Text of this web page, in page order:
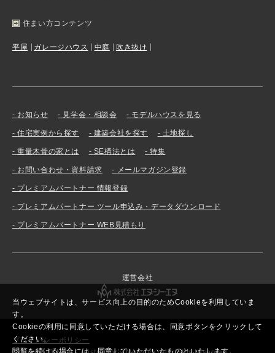
当ウェブサイトは、サービス向上の目的のためCookieを利用していま
す。
Cookieの利用に同意していただける場合は、同意ボタンをクリックして
ください。
閲覧を続ける場合には、同意していただいたものといたします。
住まい方コンテンツ
平屋 ガレージハウス 中庭 吹き抜け
お知らせ 見学会・相談会 モデルハウスを見る
住宅実例から探す 建築会社を探す 土地探し
重量木骨の家とは SE構法とは 特集
お問い合わせ・資料請求 メールマガジン登録
プレミアムパートナー 情報登録
プレミアムパートナー ツール申込み・データダウンロード
プレミアムパートナー WEB見積もり
運営会社
プライバシーポリシー